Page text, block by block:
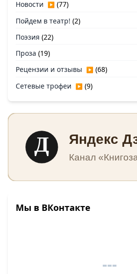
Новости ▶ (77)
Пойдем в театр! (2)
Поэзия (22)
Проза (19)
Рецензии и отзывы ▶ (68)
Сетевые трофеи ▶ (9)
Д Яндекс
Канал
Мы в ВКонтакте